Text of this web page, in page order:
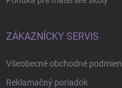
ZÁKAZNÍCKY SERVIS
Všeobecné obchodné
Reklamačný poriadok